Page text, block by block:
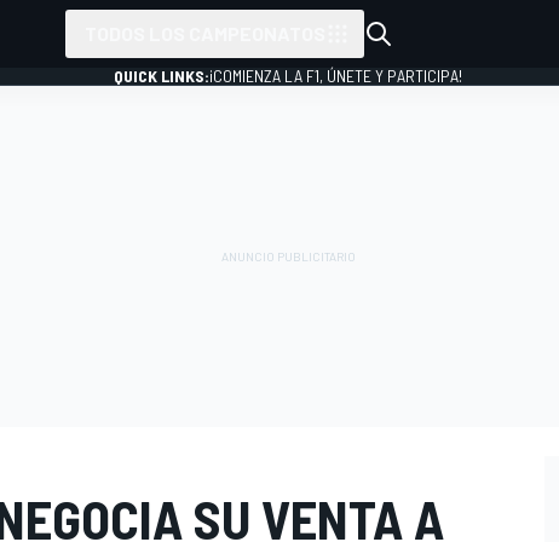
QUICK LINKS:¡COMIENZA LA F1, ÚNETE Y PARTICIPA!
SU VENTA A